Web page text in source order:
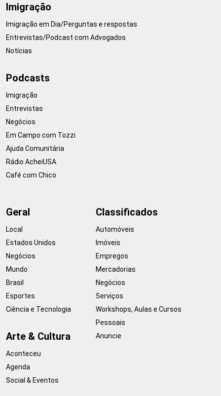
Imigração
Imigração em Dia/Perguntas e respostas
Entrevistas/Podcast com Advogados
Notícias
Podcasts
Imigração
Entrevistas
Negócios
Em Campo com Tozzi
Ajuda Comunitária
Rádio AcheiUSA
Café com Chico
Geral
Local
Estados Unidos
Negócios
Mundo
Brasil
Esportes
Ciência e Tecnologia
Arte & Cultura
Aconteceu
Agenda
Social & Eventos
Classificados
Automóveis
Imóveis
Empregos
Mercadorias
Negócios
Serviços
Workshops, Aulas e Cursos
Pessoais
Anuncie